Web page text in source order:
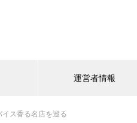
運営者情報
ス香る名店を巡る